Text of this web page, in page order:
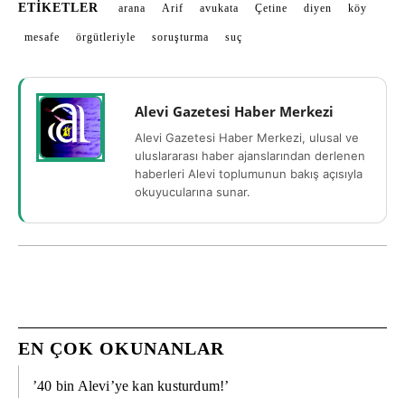
ETIKETLER arana Arif avukata Çetine diyen köy
mesafe örgütleriyle soruşturma suç
Alevi Gazetesi Haber Merkezi
Alevi Gazetesi Haber Merkezi, ulusal ve
uluslararası haber ajanslarından derlenen
haberleri Alevi toplumunun bakış açısıyla
okuyucularına sunar.
EN ÇOK OKUNANLAR
’40 bin Alevi’ye kan kusturdum!’